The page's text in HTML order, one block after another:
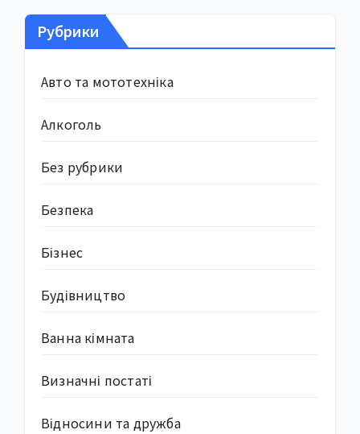
Рубрики
Авто та мототехніка
Алкоголь
Без рубрики
Безпека
Бізнес
Будівництво
Ванна кімната
Визначні постаті
Відносини та дружба